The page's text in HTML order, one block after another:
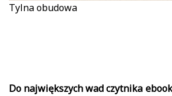
Tylna obudowa
Do największych wad czytnika